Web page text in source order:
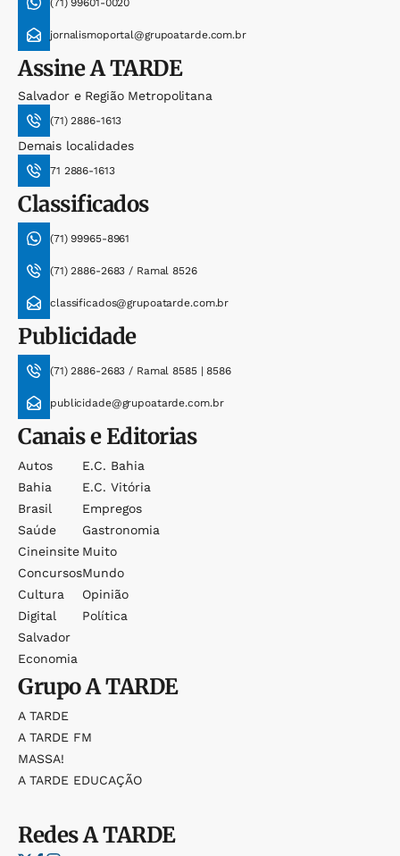
(71) 99601-0020
jornalismoportal@grupoatarde.com.br
AssineA TARDE
Salvador e Região Metropolitana
(71) 2886-1613
Demais localidades
71 2886-1613
Classificados
(71) 99965-8961
(71) 2886-2683 / Ramal 8526
classificados@grupoatarde.com.br
Publicidade
(71) 2886-2683 / Ramal 8585 | 8586
publicidade@grupoatarde.com.br
Canais e Editorias
Autos
Bahia
Brasil
Saúde
Cineinsite
Concursos
Cultura
Digital
Salvador
Economia
E.c. Bahia
E.c. Vitória
Empregos
Gastronomia
Muito
Mundo
Opinião
Política
GrupoA TARDE
A TARDE
A TARDE FM
MASSA!
A TARDE EDUCAÇÃO
RedesA TARDE